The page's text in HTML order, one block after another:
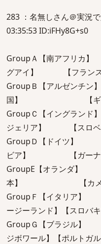
283 ：名無しさん＠実況
03:35:53 ID:iFHy8G+s0
GroupＡ【南アフリ
グアイ】 【フランス
GroupＢ【アルゼンチン
国】 【ギリシ
GroupＣ【イングラ
ジェリア】 【スロベ
GroupＤ【ドイツ】
ビア】 【ガーナ
GroupE【オランダ
本】 【カメル
GroupＦ【イタリア
ージーランド】【スロバキ
GroupＧ【ブラジ
ジボワール】【ポルトガル